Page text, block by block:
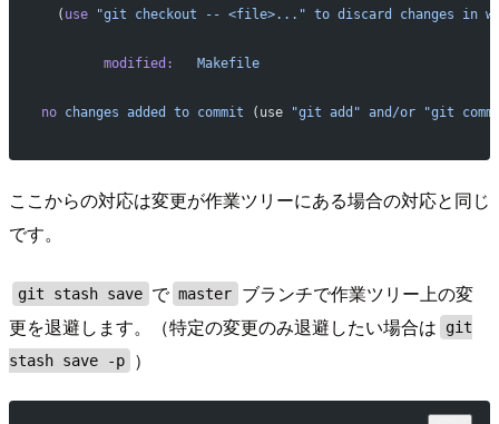
  (
use "git checkout -- <file>..." to discard changes in
        modified:
   Makefile
no changes added to commit (use "git add" and/or "git
ここからの対応は変更が作業ツリーにある場合の対応と同じ
です。
git stash save で master
ブランチで作業ツリー上の変
更を退避します。（特定の変更のみ退避したい場合は
git
stash save -p
）